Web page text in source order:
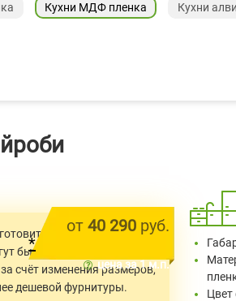
Кухни МДФ пленка Кухни
от 40 290 руб.
*
цена за 1 м.п.
в любых размерах.
быть изменены.
счёт изменения размеров,
дешевой фурнитуры.
Цвет